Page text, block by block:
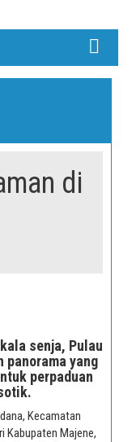
di
senja, Pulau
panorama yang
perpaduan
Kecamatan
Kabupaten Majene,